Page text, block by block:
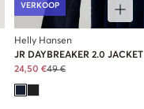
VERKOOP
Helly Hansen
JR DAYBREAKER 2.0 JACKET
24,50 €49 €